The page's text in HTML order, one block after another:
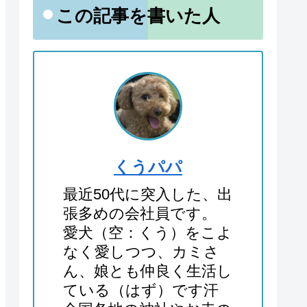
この記事を書いた人
くうパパ
最近50代に突入した、出
張多めの会社員です。
愛犬（空：くう）をこよ
なく愛しつつ、カミさ
ん、娘とも仲良く生活し
ている（はず）です汗